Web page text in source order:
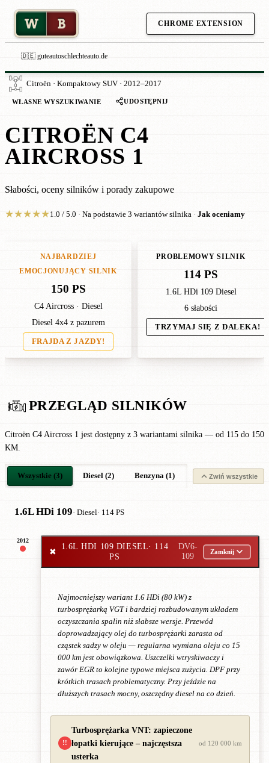
W B CHROME EXTENSION
🇩🇪 guteautoschlechteauto.de
Citroën · Kompaktowy SUV · 2012–2017
WŁASNE WYSZUKIWANIE UDOSTĘPNIJ
CITROËN C4
AIRCROSS 1
Słabości, oceny silników i porady zakupowe
★★★★★1.0 / 5.0 · Na podstawie 3 wariantów silnika · Jak oceniamy
NAJBARDZIEJ
EMOCJONUJĄCY SILNIK
150 PS
C4 Aircross · Diesel
Diesel 4x4 z pazurem
FRAJDA Z JAZDY!
PROBLEMOWY SILNIK
114 PS
1.6L HDi 109 Diesel
6 słabości
TRZYMAJ SIĘ Z DALEKA!
PRZEGLĄD SILNIKÓW
Citroën C4 Aircross 1 jest dostępny z 3 wariantami silnika — od 115 do 150
KM.
Wszystkie (3) Diesel (2) Benzyna (1) Zwiń wszystkie
1.6L HDi 109· Diesel· 114 PS
2012
✖
1.6L HDI 109 DIESEL· 114
PS
DV6-
109
Zamknij
Najmocniejszy wariant 1.6 HDi (80 kW) z
turbosprężarką VGT i bardziej rozbudowanym układem
oczyszczania spalin niż słabsze wersje. Przewód
doprowadzający olej do turbosprężarki zarasta od
cząstek sadzy w oleju — regularna wymiana oleju co 15
000 km jest obowiązkowa. Uszczelki wtryskiwaczy i
zawór EGR to kolejne typowe miejsca zużycia. DPF przy
krótkich trasach problematyczny. Przy jeździe na
dłuższych trasach mocny, oszczędny diesel na co dzień.
!!
Turbosprężarka VNT: zapieczone
łopatki kierujące – najczęstsza
usterka
od 120 000 km